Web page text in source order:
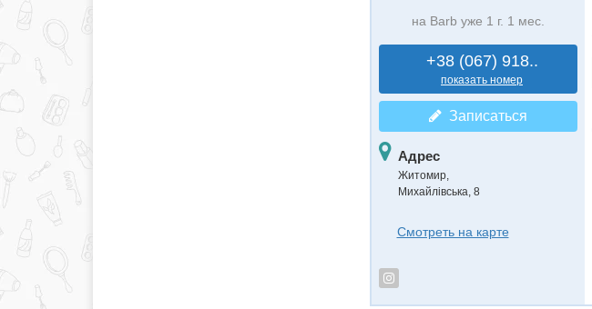
на Barb уже 1 г. 1 мес.
+38 (067) 918..
показать номер
Записаться
Адрес
Житомир,
Михайлівська, 8
Смотреть на карте